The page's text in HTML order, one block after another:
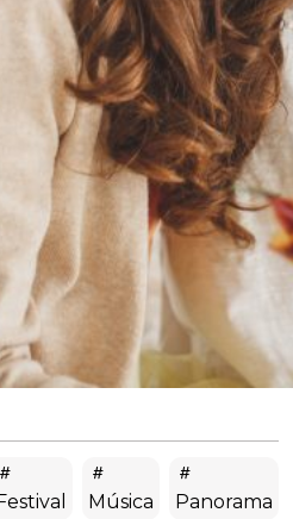
Festival Música Panorama